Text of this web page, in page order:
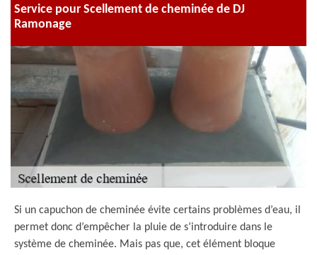
Service pour Scellement de cheminée de DJ
Ramonage
Si un capuchon de cheminée évite certains problèmes d’eau, il
permet donc d’empêcher la pluie de s’introduire dans le
système de cheminée. Mais pas que, cet élément bloque